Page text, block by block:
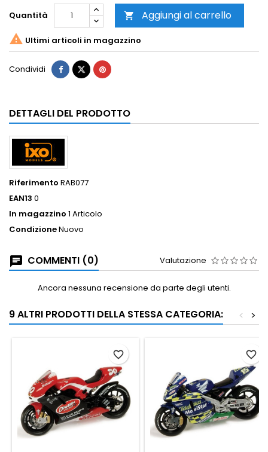
Quantità  Aggiungi al carrello
 Ultimi articoli in magazzino
Condividi
DETTAGLI DEL PRODOTTO
Riferimento RAB077
EAN13 0
In magazzino 1 Articolo
CondizioneNuovo
COMMENTI (0) Valutazione
Ancora nessuna recensione da parte degli utenti.
9 ALTRI PRODOTTI DELLA STESSA CATEGORIA: >
<
favorite_border favorite_border